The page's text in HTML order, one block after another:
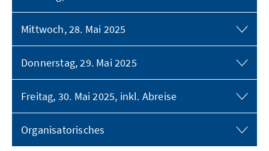
Mittwoch, 28. Mai 2025
Donnerstag, 29. Mai 2025
Freitag, 30. Mai 2025, inkl. Abreise
Organisatorisches